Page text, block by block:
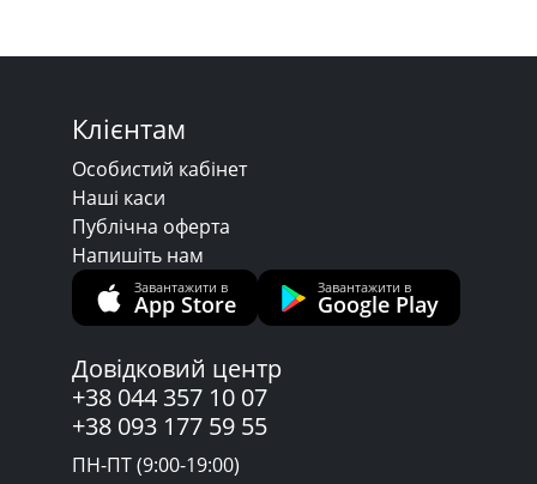
Клієнтам
Особистий кабінет
Наші каси
Публічна оферта
Напишіть нам
Завантажити в
App Store
Завантажити в
Google Play
Довідковий центр
+38 044 357 10 07
+38 093 177 59 55
ПН-ПТ (9:00-19:00)